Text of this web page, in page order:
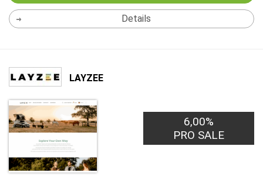
Details
LAYZEE
6,00%
PRO SALE